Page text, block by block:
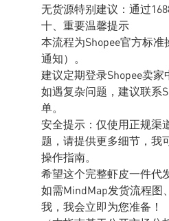
无货源特别建议：通过
十、重要温馨提示
本流程为Shopee官方标
通知）。
建议定期登录Shopee卖家
如遇复杂问题，建议联系
单。
安全提示：仅使用正规渠
题，请提供更多细节，我
操作指南。
希望这个完整虾皮一件代
如需MindMap发货流程图
我，我会立即为您准备！